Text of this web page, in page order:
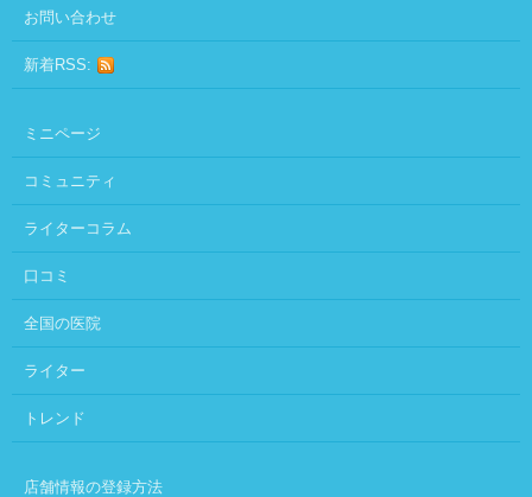
お問い合わせ
新着RSS:
ミニページ
コミュニティ
ライターコラム
口コミ
全国の医院
ライター
トレンド
店舗情報の登録方法